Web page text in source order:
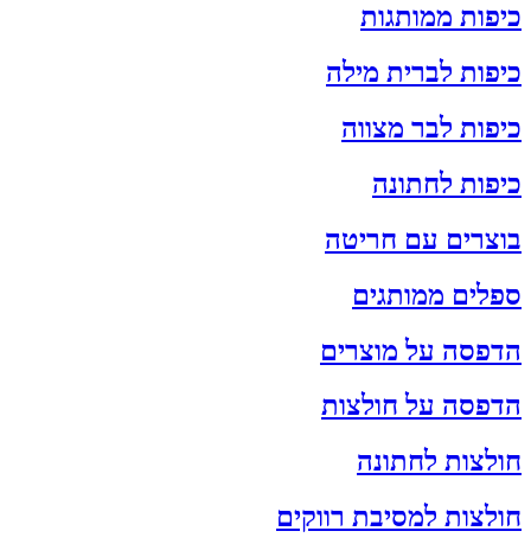
כיפות ממותגות
כיפות לברית מילה
כיפות לבר מצווה
כיפות לחתונה
בוצרים עם חריטה
ספלים ממותגים
הדפסה על מוצרים
הדפסה על חולצות
חולצות לחתונה
חולצות למסיבת רווקים